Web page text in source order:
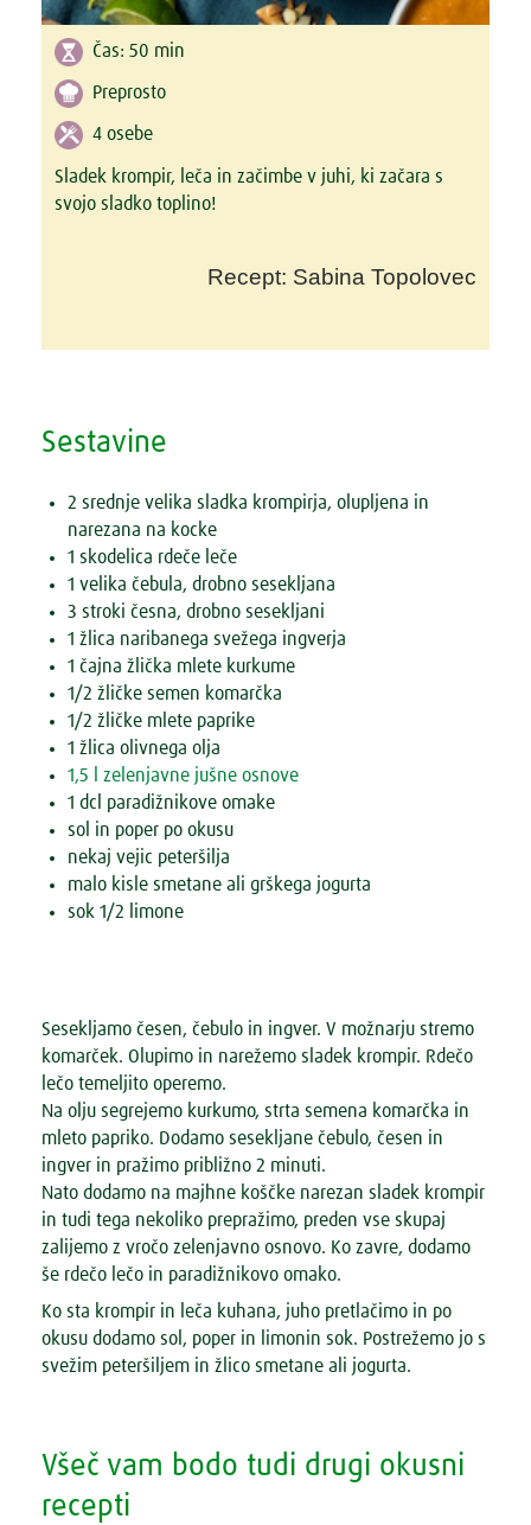
Čas: 50 min
Preprosto
4 osebe
Sladek krompir, leča in začimbe v juhi, ki začara s
svojo sladko toplino!
Recept: Sabina Topolovec
Sestavine
2 srednje velika sladka krompirja, olupljena in
narezana na kocke
1 skodelica rdeče leče
1 velika čebula, drobno sesekljana
3 stroki česna, drobno sesekljani
1 žlica naribanega svežega ingverja
1 čajna žlička mlete kurkume
1/2 žličke semen komarčka
1/2 žličke mlete paprike
1 žlica olivnega olja
1,5 l zelenjavne jušne osnove
1 dcl paradižnikove omake
sol in poper po okusu
nekaj vejic peteršilja
malo kisle smetane ali grškega jogurta
sok 1/2 limone
Sesekljamo česen, čebulo in ingver. V možnarju stremo
komarček. Olupimo in narežemo sladek krompir. Rdečo
lečo temeljito operemo.
Na olju segrejemo kurkumo, strta semena komarčka in
mleto papriko. Dodamo sesekljane čebulo, česen in
ingver in pražimo približno 2 minuti.
Nato dodamo na majhne koščke narezan sladek krompir
in tudi tega nekoliko prepražimo, preden vse skupaj
zalijemo z vročo zelenjavno osnovo. Ko zavre, dodamo
še rdečo lečo in paradižnikovo omako.
Ko sta krompir in leča kuhana, juho pretlačimo in po
okusu dodamo sol, poper in limonin sok. Postrežemo jo s
svežim peteršiljem in žlico smetane ali jogurta.
Všeč vam bodo tudi drugi okusni
recepti